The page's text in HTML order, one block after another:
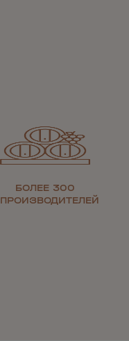
БОЛЕЕ 300
ПРОИЗВОДИТЕЛЕЙ